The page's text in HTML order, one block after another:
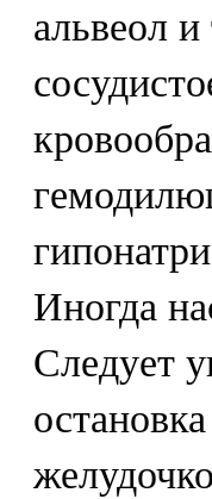
альвеол
Иногда
Следует